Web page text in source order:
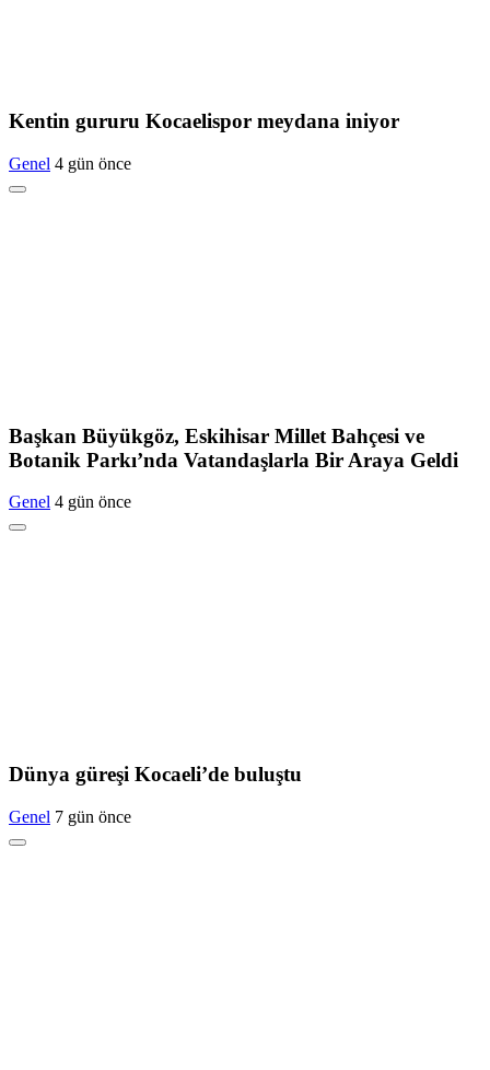
Kentin gururu Kocaelispor meydana iniyor
Genel 4 gün önce
Başkan Büyükgöz, Eskihisar Millet Bahçesi ve
Botanik Parkı’nda Vatandaşlarla Bir Araya Geldi
Genel 4 gün önce
Dünya güreşi Kocaeli’de buluştu
Genel 7 gün önce